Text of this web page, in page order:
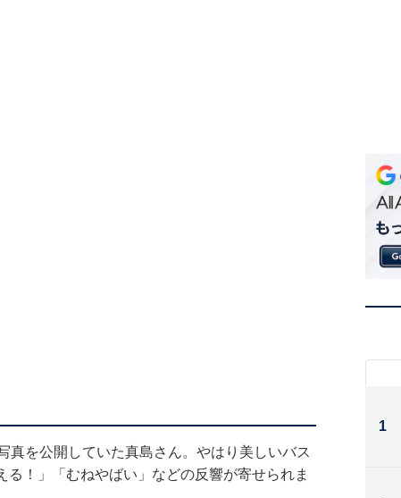
真を公開 していた真島さん。やはり美しいバス
！」「むねやばい」などの反響が寄せられま
1